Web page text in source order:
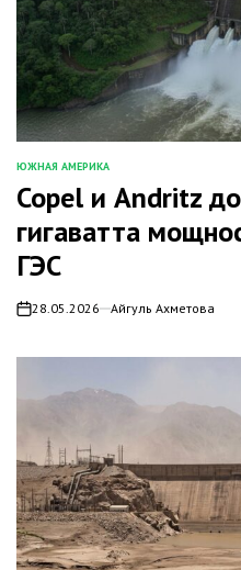
ОПУБЛИКОВАНО
В
ЮЖНАЯ АМЕРИКА
Copel и Andritz
гигаватта
ГЭС
on28.05.2026 Айгуль Ахметова